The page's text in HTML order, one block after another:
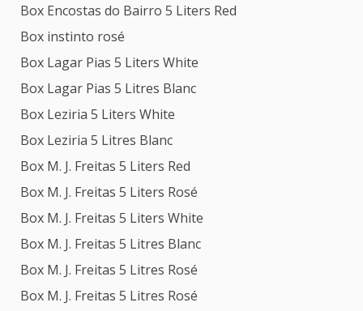
Box Encostas do Bairro 5 Liters Red
Box instinto rosé
Box Lagar Pias 5 Liters White
Box Lagar Pias 5 Litres Blanc
Box Leziria 5 Liters White
Box Leziria 5 Litres Blanc
Box M. J. Freitas 5 Liters Red
Box M. J. Freitas 5 Liters Rosé
Box M. J. Freitas 5 Liters White
Box M. J. Freitas 5 Litres Blanc
Box M. J. Freitas 5 Litres Rosé
Box M. J. Freitas 5 Litres Rosé